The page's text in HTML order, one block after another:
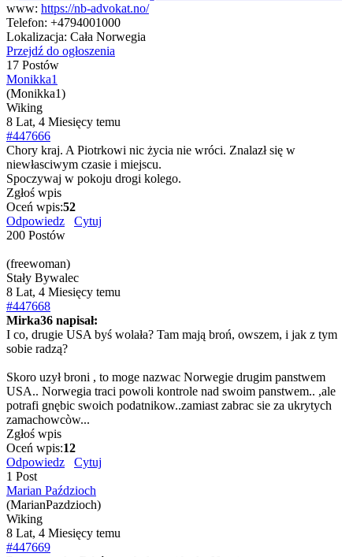
www: https://nb-advokat.no/
Telefon: +4794001000
Lokalizacja: Cała Norwegia
Przejdź do ogłoszenia
17 Postów
Monikka1
(Monikka1)
Wiking
8 Lat, 4 Miesięcy temu
#447666
Chory kraj. A Piotrkowi nic życia nie wróci. Znalazł się w
niewłasciwym czasie i miejscu.
Spoczywaj w pokoju drogi kolego.
Zgłoś wpis
Oceń wpis:52
Odpowiedz
Cytuj
200 Postów
(freewoman)
Stały Bywalec
8 Lat, 4 Miesięcy temu
#447668
Mirka36 napisał:
I co, drugie USA byś wolała? Tam mają broń, owszem, i jak z tym
sobie radzą?
Skoro uzył broni , to moge nazwac Norwegie drugim panstwem
USA.. Norwegia traci powoli kontrole nad swoim panstwem.. ,ale
potrafi gnębic swoich podatnikow..zamiast zabrac sie za ukrytych
zamachowcòw...
Zgłoś wpis
Oceń wpis:12
Odpowiedz
Cytuj
1 Post
Marian Paździoch
(MarianPazdzioch)
Wiking
8 Lat, 4 Miesięcy temu
#447669